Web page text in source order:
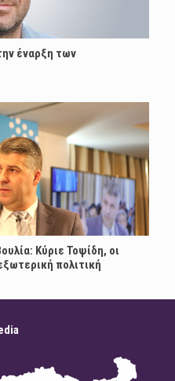
έναρξη των
Κύριε Τοψίδη, οι
πολιτική